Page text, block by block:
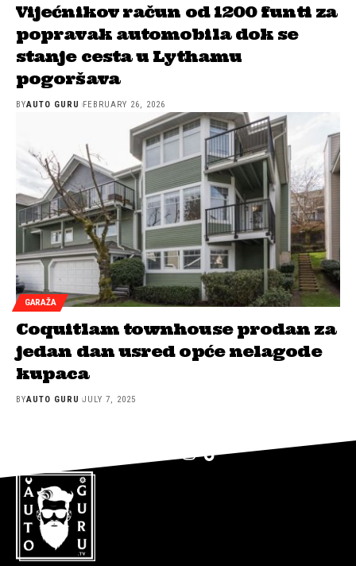
Vijećnikov račun od 1200 funti za
popravak automobila dok se
stanje cesta u Lythamu
pogoršava
BYAUTO GURU FEBRUARY 26, 2026
GARAŽA
Coquitlam townhouse prodan za
jedan dan usred opće nelagode
kupaca
BYAUTO GURU JULY 7, 2025